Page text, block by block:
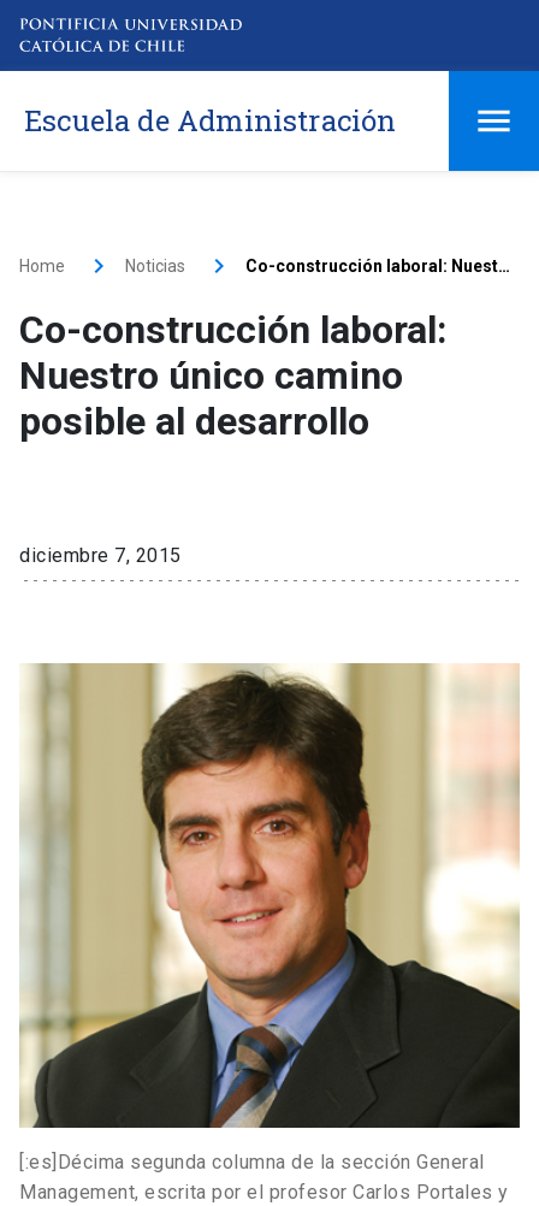
Escuela de Administración
Home Noticias Co-construcción laboral: Nuestro único camino posible al desarrollo
Co-construcción laboral:
Nuestro único camino
posible al desarrollo
diciembre 7, 2015
[:es]Décima segunda columna de la sección General
Management, escrita por el profesor Carlos Portales y